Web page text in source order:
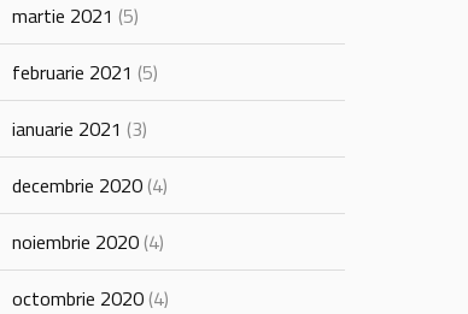
martie 2021 (5)
februarie 2021 (5)
ianuarie 2021 (3)
decembrie 2020 (4)
noiembrie 2020 (4)
octombrie 2020 (4)